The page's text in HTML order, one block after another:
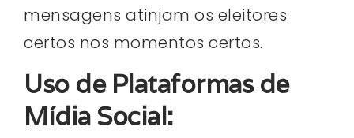
mensagens atinjam os eleitores
certos nos momentos certos.
Uso de Plataformas de
Mídia Social: